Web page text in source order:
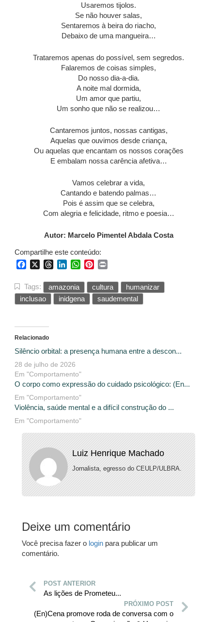
Usaremos tijolos.
Se não houver salas,
Sentaremos à beira do riacho,
Debaixo de uma mangueira…
Trataremos apenas do possível, sem segredos.
Falaremos de coisas simples,
Do nosso dia-a-dia.
A noite mal dormida,
Um amor que partiu,
Um sonho que não se realizou…
Cantaremos juntos, nossas cantigas,
Aquelas que ouvimos desde criança,
Ou aquelas que encantam os nossos corações
E embalam nossa carência afetiva…
Vamos celebrar a vida,
Cantando e batendo palmas…
Pois é assim que se celebra,
Com alegria e felicidade, ritmo e poesia…
Autor: Marcelo Pimentel Abdala Costa
Compartilhe este conteúdo:
FacebookThreadsLinkedInWhatsApp
Pinterest
Tags: amazonia cultura
humanizar
inclusao
inidgena saudemental
Relacionado
Silêncio orbital: a presença humana entre a descon...
28 de julho de 2026
Em "Comportamento"
O corpo como expressão do cuidado psicológico: (En...
Em "Comportamento"
Violência, saúde mental e a difícil construção do ...
Em "Comportamento"
Luiz Henrique Machado
Jornalista, egresso do CEULP/ULBRA.
Deixe um comentário
Você precisa fazer o login para publicar um
comentário.
POST ANTERIOR
As lições de Prometeu...
PRÓXIMO POST
(En)Cena promove roda de conversa com o